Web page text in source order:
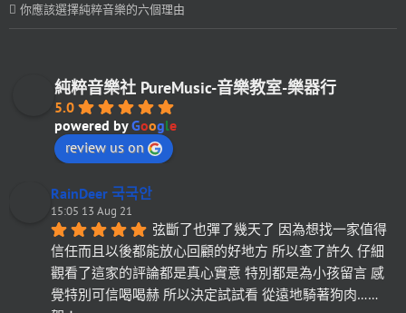
你應該選擇純粹音樂的六個理由
純粹音樂社 PureMusic-音樂教室-樂器行
5.0
powered byGoogle
review us on
RainDeer 국국안
15:05 13 Aug 21
弦斷了也彈了幾天了 因為想找一家值得
信任而且以後都能放心回顧的好地方 所以查了許久 仔細
觀看了這家的評論都是真心實意 特別都是為小孩留言 感
覺特別可信喝喝赫 所以決定試試看 從遠地騎著狗肉……